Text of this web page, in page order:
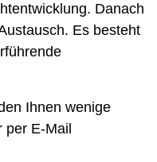
Danach
Es besteht
Ihnen wenige
E-Mail